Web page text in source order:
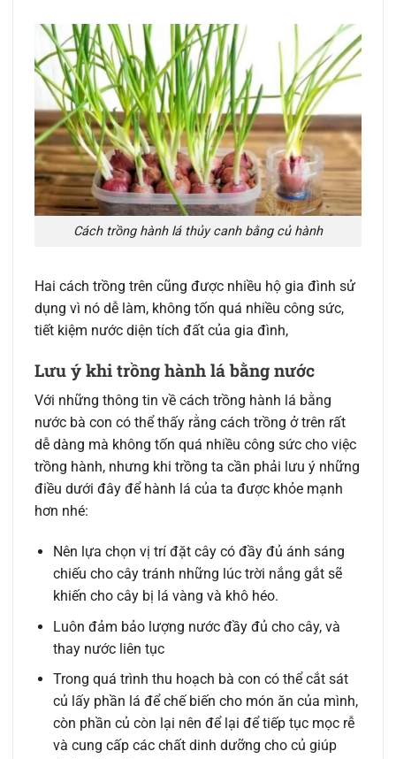
Cách trồng hành lá thủy canh bằng củ hành
Hai cách trồng trên cũng được nhiều hộ gia đình sử
dụng vì nó dễ làm, không tốn quá nhiều công sức,
tiết kiệm nước diện tích đất của gia đình,
Lưu ý khi trồng hành lá bằng nước
Với những thông tin về cách trồng hành lá bằng
nước bà con có thể thấy rằng cách trồng ở trên rất
dễ dàng mà không tốn quá nhiều công sức cho việc
trồng hành, nhưng khi trồng ta cần phải lưu ý những
điều dưới đây để hành lá của ta được khỏe mạnh
hơn nhé:
Nên lựa chọn vị trí đặt cây có đầy đủ ánh sáng
chiếu cho cây tránh những lúc trời nắng gắt sẽ
khiến cho cây bị lá vàng và khô héo.
Luôn đảm bảo lượng nước đầy đủ cho cây, và
thay nước liên tục
Trong quá trình thu hoạch bà con có thể cắt sát
củ lấy phần lá để chế biến cho món ăn của mình,
còn phần củ còn lại nên để lại để tiếp tục mọc rễ
và cung cấp các chất dinh dưỡng cho củ giúp